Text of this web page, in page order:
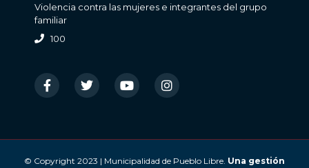
Violencia contra las mujeres e integrantes del grupo
familiar
100
© Copyright 2023 | Municipalidad de Pueblo Libre. Una gestión